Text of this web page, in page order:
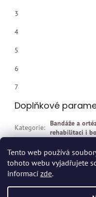
Tento web používá
tohoto webu vyjadřujete
informací zde.
3 90 –
4 100 –
5 110 –
6 120 –
7 130
Doplňkové
Kategorie: Bandáže a
rehabilitaci i